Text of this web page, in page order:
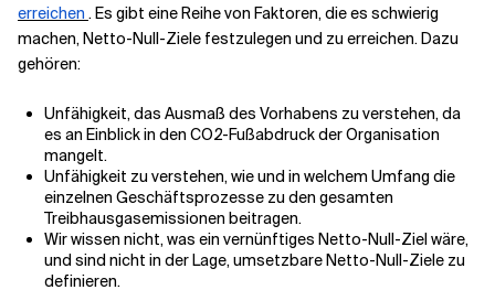
erreichen . Es gibt eine Reihe von Faktoren, die es schwierig
machen, Netto-Null-Ziele festzulegen und zu erreichen. Dazu
gehören:
Unfähigkeit, das Ausmaß des Vorhabens zu verstehen, da
es an Einblick in den CO2-Fußabdruck der Organisation
mangelt.
Unfähigkeit zu verstehen, wie und in welchem Umfang die
einzelnen Geschäftsprozesse zu den gesamten
Treibhausgasemissionen beitragen.
Wir wissen nicht, was ein vernünftiges Netto-Null-Ziel wäre,
und sind nicht in der Lage, umsetzbare Netto-Null-Ziele zu
definieren.